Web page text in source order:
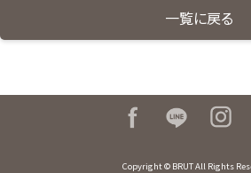
一覧に戻る
Copyright © BRUT All Rights